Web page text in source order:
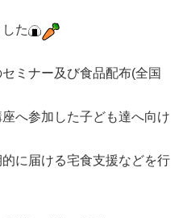
た
ミナー及び食品配布(全国
へ参加した子ども達へ向け
に届ける宅食支援などを行